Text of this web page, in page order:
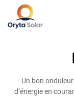
Un bon
d’énergie en